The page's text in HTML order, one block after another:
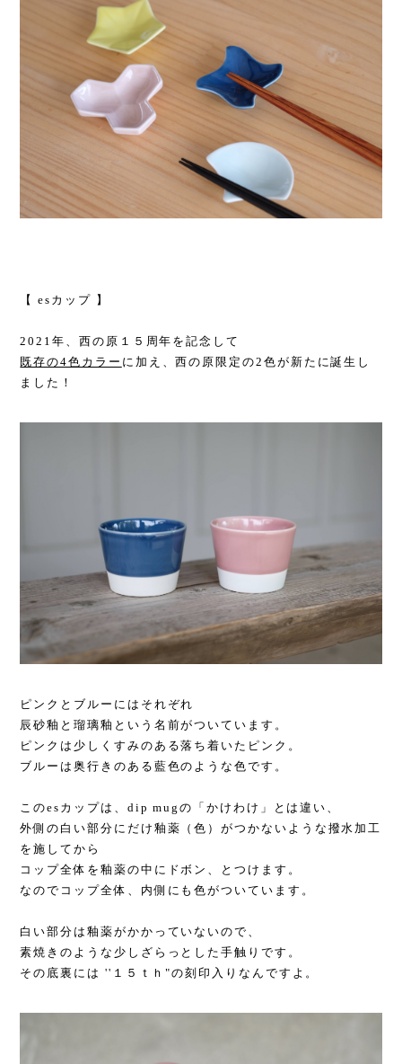
【 esカップ 】
2021年、西の原１５周年を記念して
既存の4色カラー に加え、西の原限定の2色が新たに誕生し
ました！
ピンクとブルーにはそれぞれ
辰砂釉と瑠璃釉という名前がついています。
ピンクは少しくすみのある落ち着いたピンク。
ブルーは奥行きのある藍色のような色です。
このesカップは、dip mugの「かけわけ」とは違い、
外側の白い部分にだけ釉薬（色）がつかないような撥水加工
を施してから
コップ全体を釉薬の中にドボン、とつけます。
なのでコップ全体、内側にも色がついています。
白い部分は釉薬がかかっていないので、
素焼きのような少しざらっとした手触りです。
その底裏には ''１５ｔｈ"の刻印入りなんですよ。